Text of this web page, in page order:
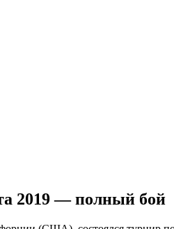
2019 — полный бой